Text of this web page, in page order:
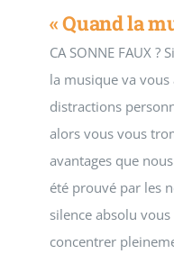
« Quand la
CA SONNE FAUX ?
la musique va
distractions
alors vous vous
avantages que
été prouvé par les
silence absolu
concentrer